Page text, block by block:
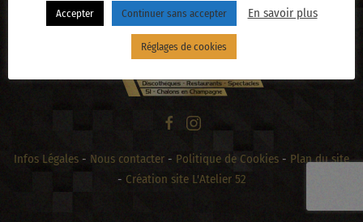
Infos Légales - Nous contacter - Politique de Cookies - Plan du site
- Création site L'Atelier 52
Accepter Continuer sans accepter En savoir plus
Réglages de cookies